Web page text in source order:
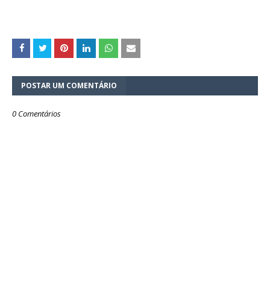
POSTAR UM COMENTÁRIO
0 Comentários